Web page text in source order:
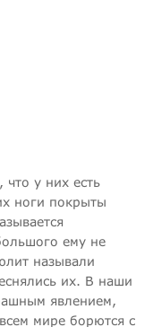
у них есть
ноги покрыты
ему не
называли
их. В наши
явлением,
мире борются с